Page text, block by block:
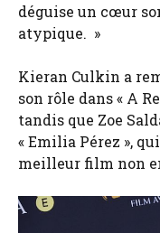
déguise un cœur
atypique. »
Kieran Culkin a
son rôle dans « A
tandis que Zoe
« Emilia Pérez »,
meilleur film non